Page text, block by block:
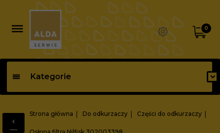
0
Kategorie
Strona główna Do odkurzaczy Części do odkurzaczy